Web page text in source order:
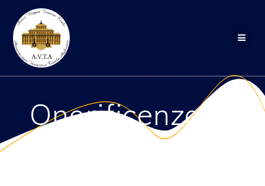
Onorificenza_3